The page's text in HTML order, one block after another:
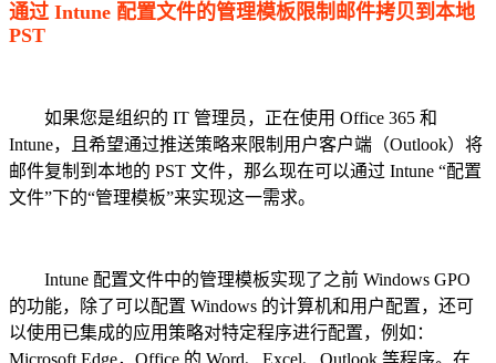
通过 Intune 配置文件的管理模板限制邮件拷贝到本地
PST
如果您是组织的 IT 管理员，正在使用 Office 365 和
Intune，且希望通过推送策略来限制用户客户端（Outlook）将
邮件复制到本地的 PST 文件，那么现在可以通过 Intune “配置
文件”下的“管理模板”来实现这一需求。
Intune 配置文件中的管理模板实现了之前 Windows GPO
的功能，除了可以配置 Windows 的计算机和用户配置，还可
以使用已集成的应用策略对特定程序进行配置，例如：